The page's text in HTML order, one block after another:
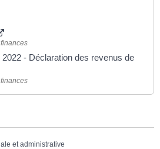
- Déclaration des revenus de
et administrative